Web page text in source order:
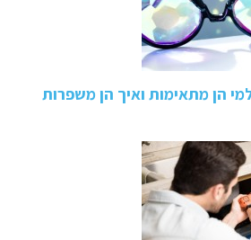
הן מתאימות ואיך הן משפרות